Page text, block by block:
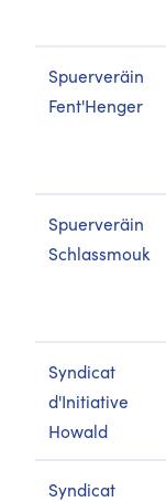
Spuerveräin
Fent'Henger
Spuerveräin
Schlassmouk
Syndicat
d'Initiative
Howald
Syndicat